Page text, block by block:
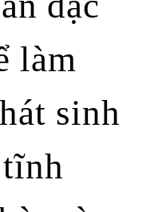
làm
sinh